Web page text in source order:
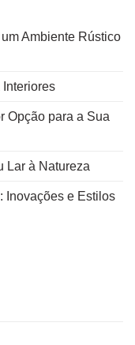
Ambiente Rústico
Opção para a Sua
Lar à Natureza
Inovações e Estilos